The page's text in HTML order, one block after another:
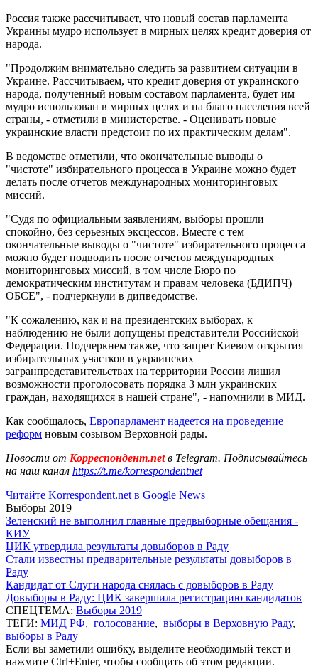
Россия также рассчитывает, что новый состав парламента
Украины мудро использует в мирных целях кредит доверия от
народа.
"Продолжим внимательно следить за развитием ситуации в
Украине. Рассчитываем, что кредит доверия от украинского
народа, полученный новым составом парламента, будет им
мудро использован в мирных целях и на благо населения всей
страны, - отметили в министерстве. - Оценивать новые
украинские власти предстоит по их практическим делам".
В ведомстве отметили, что окончательные выводы о
"чистоте" избирательного процесса в Украине можно будет
делать после отчетов международных мониторинговых
миссий.
"Судя по официальным заявлениям, выборы прошли
спокойно, без серьезных эксцессов. Вместе с тем
окончательные выводы о "чистоте" избирательного процесса
можно будет подводить после отчетов международных
мониторинговых миссий, в том числе Бюро по
демократическим институтам и правам человека (БДИПЧ)
ОБСЕ", - подчеркнули в дипведомстве.
"К сожалению, как и на президентских выборах, к
наблюдению не были допущены представители Российской
Федерации. Подчеркнем также, что запрет Киевом открытия
избирательных участков в украинских
загранпредставительствах на территории России лишил
возможности проголосовать порядка 3 млн украинских
граждан, находящихся в нашей стране", - напомнили в МИД.
Как сообщалось, Европарламент надеется на проведение
реформ новым созывом Верховной рады.
Новости от Корреспондент.netв Telegram. Подписывайтесь
на наш канал https://t.me/korrespondentnet
Читайте Korrespondent.net в Google News
Выборы 2019
Зеленский не выполнил главные предвыборные обещания -
КИУ
ЦИК утвердила результаты довыборов в Раду
Стали известны предварительные результаты довыборов в
Раду
Кандидат от Слуги народа снялась с довыборов в Раду
Довыборы в Раду: ЦИК завершила регистрацию кандидатов
СПЕЦТЕМА: Выборы 2019
ТЕГИ: МИД РФ, голосование, выборы в Верховную Раду,
выборы в Раду
Если вы заметили ошибку, выделите необходимый текст и
нажмите Ctrl+Enter, чтобы сообщить об этом редакции.